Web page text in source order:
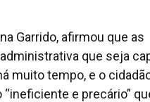
Garrido, afirmou que as
que seja
muito tempo, e o
e precário”